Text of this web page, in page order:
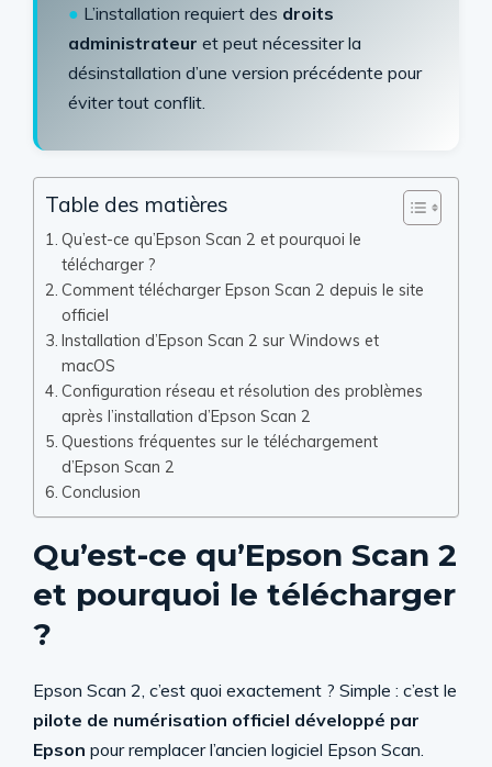
● L’installation requiert des droits
administrateur et peut nécessiter la
désinstallation d’une version précédente pour
éviter tout conflit.
Table des matières
Qu’est-ce qu’Epson Scan 2 et pourquoi le
télécharger ?
Comment télécharger Epson Scan 2 depuis le site
officiel
Installation d’Epson Scan 2 sur Windows et
macOS
Configuration réseau et résolution des problèmes
après l’installation d’Epson Scan 2
Questions fréquentes sur le téléchargement
d’Epson Scan 2
Conclusion
Qu’est-ce qu’Epson Scan 2
et pourquoi le télécharger
?
Epson Scan 2, c’est quoi exactement ? Simple : c’est le
pilote de numérisation officiel développé par
Epson pour remplacer l’ancien logiciel Epson Scan.